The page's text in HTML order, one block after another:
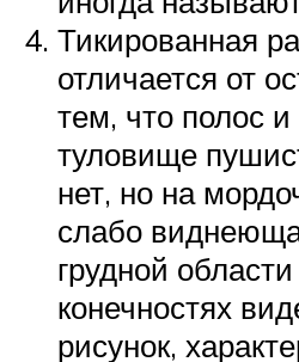
Тикированная
отличается от
тем, что полос
туловище
нет, но на
слабо
грудной
конечностях
рисунок,